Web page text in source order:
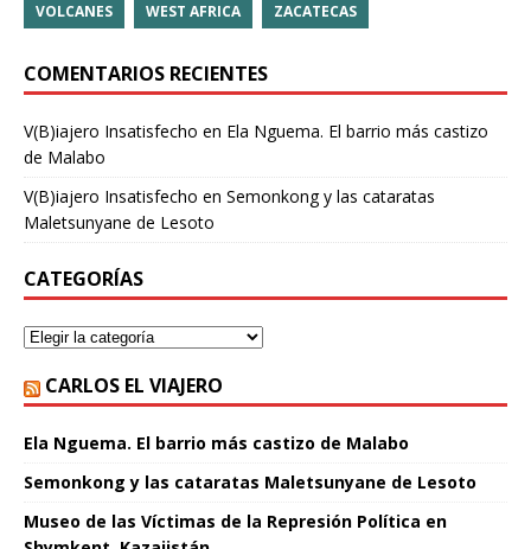
VOLCANES WEST AFRICA ZACATECAS
COMENTARIOS RECIENTES
V(B)iajero Insatisfecho en Ela Nguema. El barrio más castizo
de Malabo
V(B)iajero Insatisfecho en Semonkong y las cataratas
Maletsunyane de Lesoto
CATEGORÍAS
CARLOS EL VIAJERO
Ela Nguema. El barrio más castizo de Malabo
Semonkong y las cataratas Maletsunyane de Lesoto
Museo de las Víctimas de la Represión Política en